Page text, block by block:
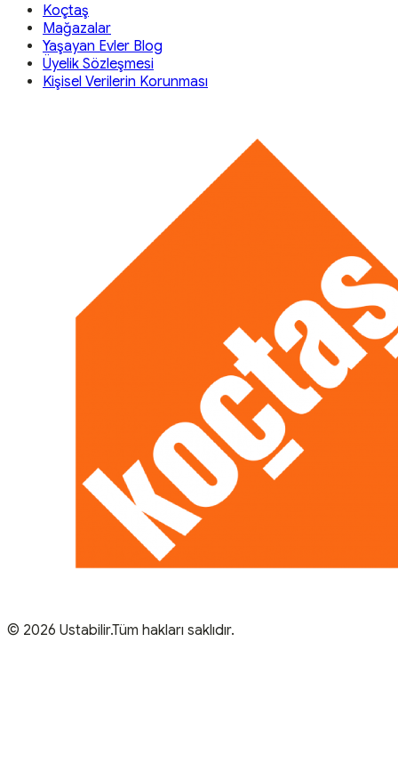
Koçtaş
Mağazalar
Yaşayan Evler Blog
Üyelik Sözleşmesi
Kişisel Verilerin Korunması
© 2026 Ustabilir.Tüm hakları saklıdır.